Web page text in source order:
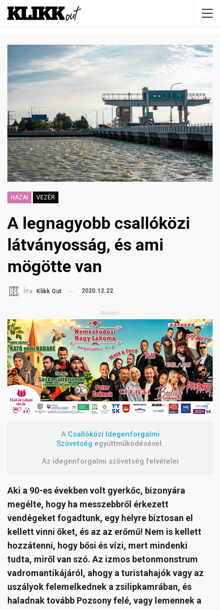
HAZAI VEZÉR
A legnagyobb csallóközi
látványosság, és ami
mögötte van
Írta: Klikk Out 2020.12.22.
Reklám
A Csallóközi Idegenforgalmi
Szövetség együttműködésével.
Az idegenforgalmi szövetség felvételei
Aki a 90-es években volt gyerkőc, bizonyára
megélte, hogy ha messzebbről érkezett
vendégeket fogadtunk, egy helyre biztosan el
kellett vinni őket, és az az erőmű! Nem is kellett
hozzátenni, hogy bősi és vízi, mert mindenki
tudta, miről van szó. Az izmos betonmonstrum
vadromantikájáról, ahogy a turistahajók vagy az
uszályok felemelkednek a zsilipkamrában, és
haladnak tovább Pozsony felé, vagy lemennek a